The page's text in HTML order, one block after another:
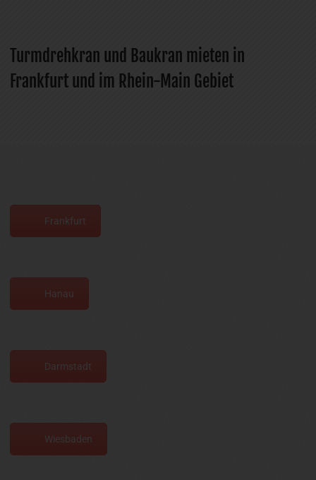
Turmdrehkran und Baukran mieten in
Frankfurt und im Rhein-Main Gebiet
Frankfurt
Hanau
Darmstadt
Wiesbaden